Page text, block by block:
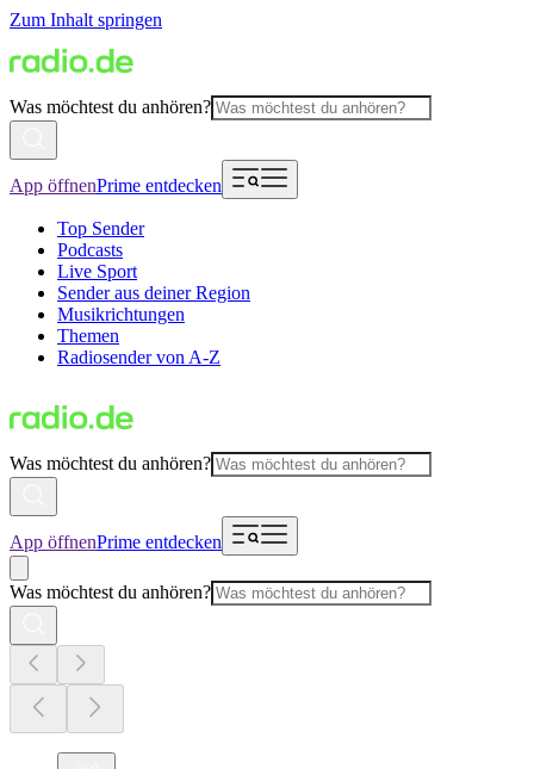
Zum Inhalt springen
Was möchtest du anhören?
App öffnenPrime entdecken
Top Sender
Podcasts
Live Sport
Sender aus deiner Region
Musikrichtungen
Themen
Radiosender von A-Z
Was möchtest du anhören?
App öffnenPrime entdecken
Was möchtest du anhören?